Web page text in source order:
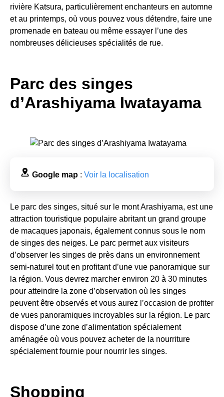
rivière Katsura, particulièrement enchanteurs en automne
et au printemps, où vous pouvez vous détendre, faire une
promenade en bateau ou même essayer l’une des
nombreuses délicieuses spécialités de rue.
Parc des singes
d’Arashiyama Iwatayama
Google map : Voir la localisation
Le parc des singes, situé sur le mont Arashiyama, est une
attraction touristique populaire abritant un grand groupe
de macaques japonais, également connus sous le nom
de singes des neiges. Le parc permet aux visiteurs
d’observer les singes de près dans un environnement
semi-naturel tout en profitant d’une vue panoramique sur
la région. Vous devrez marcher environ 20 à 30 minutes
pour atteindre la zone d’observation où les singes
peuvent être observés et vous aurez l’occasion de profiter
de vues panoramiques incroyables sur la région. Le parc
dispose d’une zone d’alimentation spécialement
aménagée où vous pouvez acheter de la nourriture
spécialement fournie pour nourrir les singes.
Shopping